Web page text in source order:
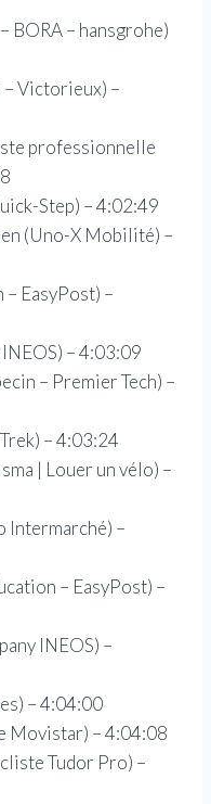
BORA – hansgrohe)
Victorieux) –
professionnelle
Step) – 4:02:49
(Uno-X Mobilité) –
– EasyPost) –
– 4:03:09
– Premier Tech) –
– 4:03:24
| Louer un vélo) –
Intermarché) –
– EasyPost) –
INEOS) –
– 4:04:00
Movistar) – 4:04:08
Tudor Pro) –